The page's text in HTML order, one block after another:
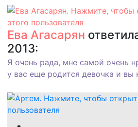
Ева Агасарян
2013:
Я очень рада, мне самой очень
у вас еще родится девочка и вы